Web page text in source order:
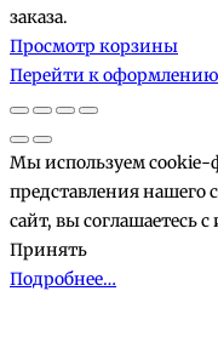
Товары
в
корзине
заказа.
Просмотр корзины
Перейти к оформлению
Мы используем
представления нашего
сайт, вы соглашаетесь
Принять
Подробнее…